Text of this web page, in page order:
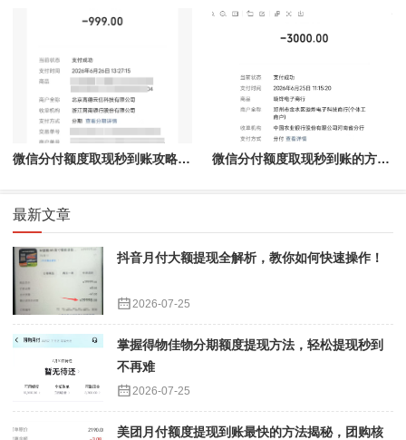
微信分付额度取现秒到账攻略：轻松掌握秒到账技巧 微信分付额度取现秒到账的方法解密
最新文章
抖音月付大额提现全解析，教你如何快速操作！
2026-07-25
掌握得物佳物分期额度提现方法，轻松提现秒到
不再难
2026-07-25
美团月付额度提现到账最快的方法揭秘，团购核